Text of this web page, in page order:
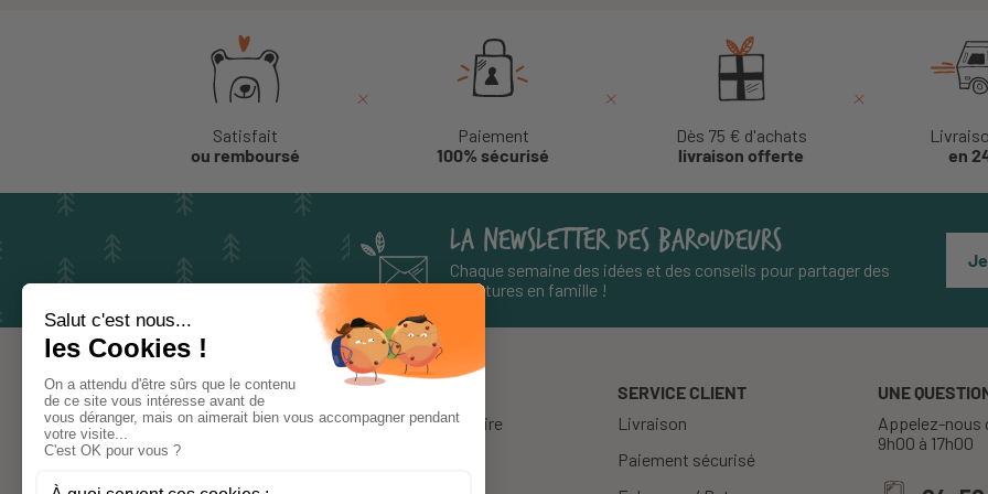
Satisfait
ou remboursé
Paiement
100% sécurisé
Dès 75 € d'achats
livraison offerte
en
LA NEWSLETTER DES BAROUDEURS
Chaque semaine des idées et des conseils pour partager des
aventures en famille !
Notre histoire
SERVICE CLIENT
Livraison
Paiement sécurisé
UNE
Appelez-nous
9h00 à 17h00